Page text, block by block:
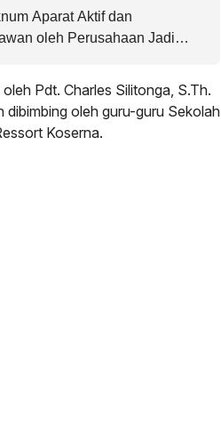
Aparat Aktif dan
oleh Perusahaan Jadi
Pdt. Charles Silitonga, S.Th.
oleh guru-guru Sekolah
Koserna.